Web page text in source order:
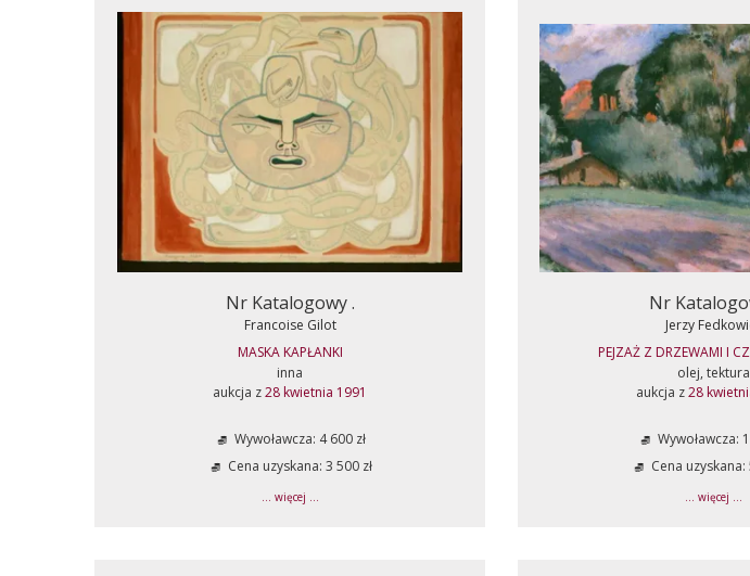
Nr Katalogowy .
Francoise Gilot
MASKA KAPŁANKI
inna
aukcja z28 kwietnia 1991
Wywoławcza: 4 600 zł
Cena uzyskana: 3 500 zł
... więcej ...
Nr
Jerzy
PEJZAŻ Z DRZEWAMI I
olej, tektura
aukcja z28
Wywoławcza:
Cena uzyskana:
... więcej ...